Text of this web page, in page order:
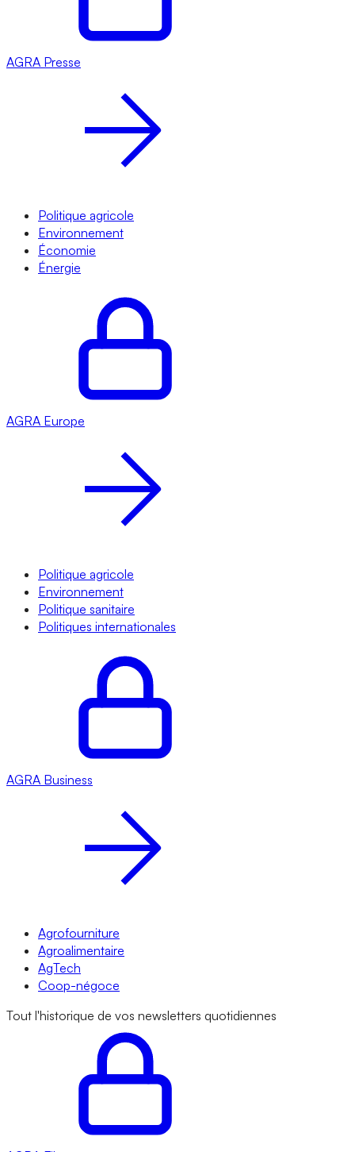
AGRA Presse
Politique agricole
Environnement
Économie
Énergie
AGRA Europe
Politique agricole
Environnement
Politique sanitaire
Politiques internationales
AGRA Business
Agrofourniture
Agroalimentaire
AgTech
Coop-négoce
Tout l'historique de vos newsletters quotidiennes